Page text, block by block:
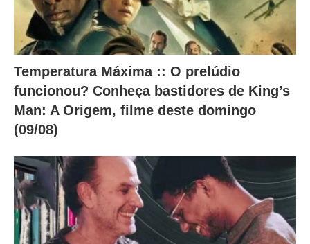
Temperatura Máxima :: O prelúdio
funcionou? Conheça bastidores de King’s
Man: A Origem, filme deste domingo
(09/08)